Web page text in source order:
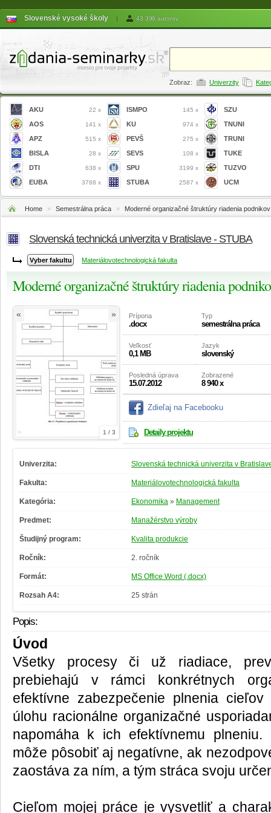
Slovenské vysoké školy | 43 396 autorov
Zobraz: Univerzity
AKU 22 x
AOS 141 x
APZ 515 x
BISLA 28 x
DTI 638 x
EUBA 3788 x
ISMPO 145 x
KU 974 x
PEVŠ 275 x
SEVS 108 x
SPU 3199 x
STUBA 2587 x
SZU
TNUNI
TRUNI
TUKE
TUZVO
UCM
Home » Semestrálna práca » Moderné organizačné štruktúry riadenia
Slovenská technická univerzita v Bratislave - STUBA
Materiálovotechnologická fakulta
Moderné organizačné štruktúry riadenia
1 / 3
« » Prípona
.docx
Typ
semestrálna práca
Veľkosť
0,1 MB
Jazyk
slovenský
Posledná úprava
15.07.2012
Zobrazené
8 940 x
Zdieľaj na Facebooku
Detaily projektu
Univerzita: Slovenská technická univerzita v
Fakulta: Materiálovotechnologická fakulta
Kategória: Ekonomika » Management
Predmet: Manažérstvo výroby
Študijný program: Kvalita produkcie
Ročník: 2. ročník
Formát: MS Office Word (.docx)
Rozsah A4: 25 strán
Popis:
Úvod
Všetky procesy či už riadiace,
prebiehajú v rámci konkrétnych
efektívne zabezpečenie plnenia
úlohu racionálne organizačné
napomáha k ich efektívnemu
môže pôsobiť aj negatívne, ak
zaostáva za ním, a tým stráca svoju
Cieľom mojej práce je vysvetliť a